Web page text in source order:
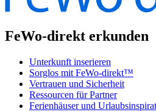
FeWo-direkt erkunden
Unterkunft inserieren
Sorglos mit FeWo-direkt™
Vertrauen und Sicherheit
Ressourcen für Partner
Ferienhäuser und